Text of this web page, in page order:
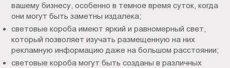
вашему бизнесу, особенно в темное время суток, когда
они могут быть заметны издалека;
световые короба имеют яркий и равномерный свет,
который позволяет изучать размещенную на них
рекламную информацию даже на большом расстоянии;
световые короба могут быть созданы в различных